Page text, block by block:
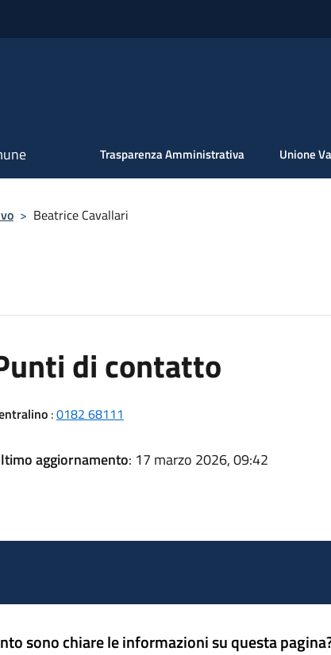
Trasparenza Amministrativa Unione
> Beatrice Cavallari
di contatto
:0182 68111
aggiornamento: 17 marzo 2026, 09:42
sono chiare le informazioni su questa